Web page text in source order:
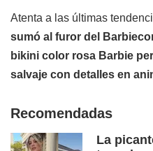
Atenta a las últimas
sumó al furor del
bikini color rosa Barbie
salvaje con detalles en
Recomendadas
La